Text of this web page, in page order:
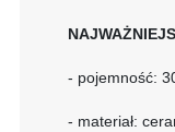
- pojemność:
- materiał: